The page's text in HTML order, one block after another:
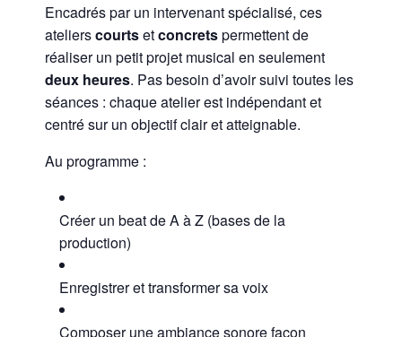
Encadrés par un intervenant spécialisé, ces
atelierscourtsetconcretspermettent de
deux heures. Pas besoin d’avoir suivi toutes les
séances : chaque atelier est indépendant et
centré sur un objectif clair et atteignable.
Au programme :
Créer un beat de A à Z (bases de la
production)
Enregistrer et transformer sa voix
Composer une ambiance sonore façon